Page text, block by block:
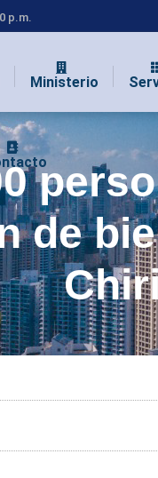
p.m.
Ministerio
de